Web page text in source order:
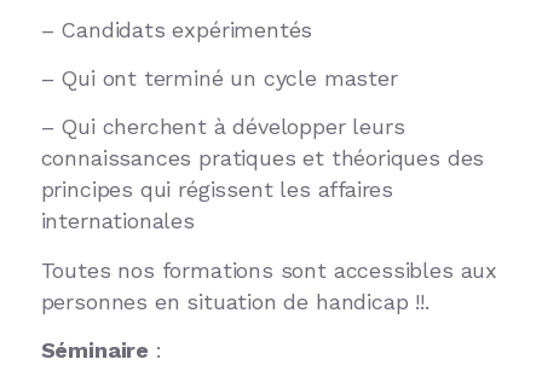
– Candidats expérimentés
– Qui ont terminé un cycle master
– Qui cherchent à développer leurs
connaissances pratiques et théoriques des
principes qui régissent les affaires
internationales
Toutes nos formations sont accessibles aux
personnes en situation de handicap !!.
Séminaire :